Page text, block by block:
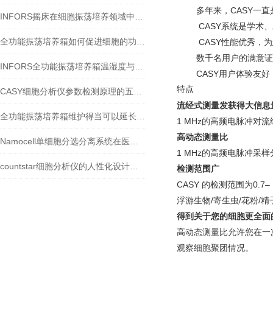
多年来， CASY一直
CASY系统是学术
CASY性能优秀，
数千名用户的满意
CASY用户体验友
特点
流经式测量发获得大信息
1 MHz的高频电脉冲对
高动态测量比
1 MHz的高频电脉冲采
检测范围广
CASY 的检测范围为
浮游生物/寄生虫/花粉/精
得到关于您的细胞更全面
高动态测量比允许您在
观察细胞聚团情况。